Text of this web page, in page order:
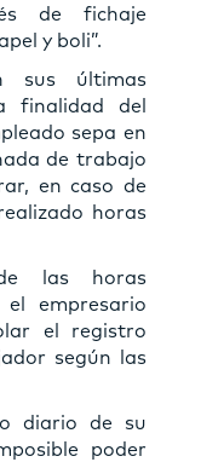
de fichaje
y boli”.
sus últimas
finalidad del
sepa en
de trabajo
en caso de
horas
las horas
empresario
el registro
según las
diario de su
poder